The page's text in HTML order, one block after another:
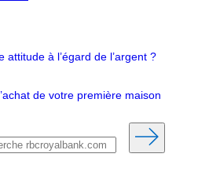
attitude à l’égard de l’argent ?
de votre première maison